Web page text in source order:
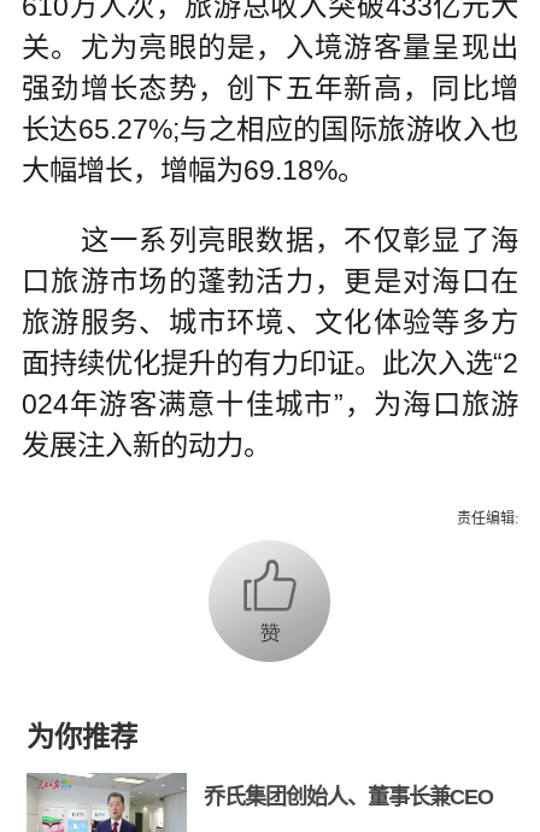
610万人次，旅游总收入突破433亿元大
关。尤为亮眼的是，入境游客量呈现出
强劲增长态势，创下五年新高，同比增
长达65.27%;与之相应的国际旅游收入也
大幅增长，增幅为69.18%。
这一系列亮眼数据，不仅彰显了海
口旅游市场的蓬勃活力，更是对海口在
旅游服务、城市环境、文化体验等多方
面持续优化提升的有力印证。此次入选“2
024年游客满意十佳城市”，为海口旅游
发展注入新的动力。
责任编辑:
为你推荐
乔氏集团创始人、董事长兼CEO